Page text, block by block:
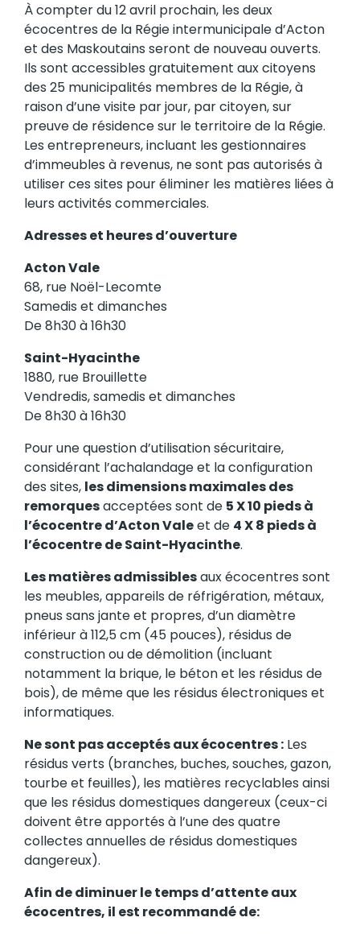
À compter du 12 avril prochain, les deux
écocentres de la Régie intermunicipale d’Acton
et des Maskoutains seront de nouveau ouverts.
Ils sont accessibles gratuitement aux citoyens
des 25 municipalités membres de la Régie, à
raison d’une visite par jour, par citoyen, sur
preuve de résidence sur le territoire de la Régie.
Les entrepreneurs, incluant les gestionnaires
d’immeubles à revenus, ne sont pas autorisés à
utiliser ces sites pour éliminer les matières liées à
leurs activités commerciales.
Adresses et heures d’ouverture
Acton Vale
68, rue Noël-Lecomte
Samedis et dimanches
De 8h30 à 16h30
Saint-Hyacinthe
1880, rue Brouillette
Vendredis, samedis et dimanches
De 8h30 à 16h30
Pour une question d’utilisation sécuritaire,
considérant l’achalandage et la configuration
des sites, les dimensions maximales des
remorquesacceptées sont de 5 X 10 pieds à
l’écocentre d’Acton Valeet de 4 X 8 pieds à
l’écocentre de Saint-Hyacinthe.
Les matières admissiblesaux écocentres sont
les meubles, appareils de réfrigération, métaux,
pneus sans jante et propres, d’un diamètre
inférieur à 112,5 cm (45 pouces), résidus de
construction ou de démolition (incluant
notamment la brique, le béton et les résidus de
bois), de même que les résidus électroniques et
informatiques.
Ne sont pas acceptés aux écocentres : Les
résidus verts (branches, buches, souches, gazon,
tourbe et feuilles), les matières recyclables ainsi
que les résidus domestiques dangereux (ceux-ci
doivent être apportés à l’une des quatre
collectes annuelles de résidus domestiques
dangereux).
Afin de diminuer le temps d’attente aux
écocentres, il est recommandé de: